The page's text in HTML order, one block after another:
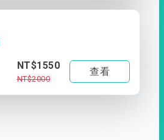
NT$1550
NT$2000
查看